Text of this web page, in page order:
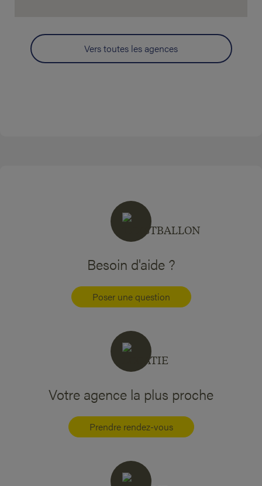
Vers toutes les agences
Besoin d'aide ?
Poser une question
Votre agence la plus proche
Prendre rendez-vous